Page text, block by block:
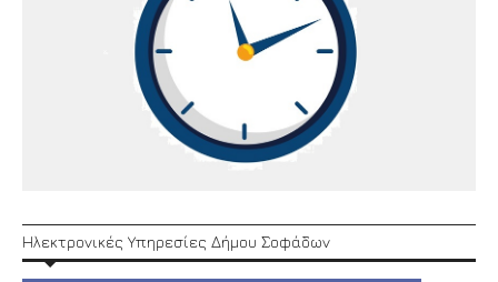
Ηλεκτρονικές Υπηρεσίες Δήμου Σοφάδων